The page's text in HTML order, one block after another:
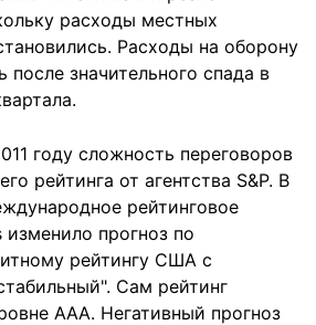
расходы местных
Расходы на оборону
после значительного спада в
году сложность переговоров
рейтинга от агентства S&P. В
рейтинговое
изменило прогноз по
рейтингу США с
Сам рейтинг
AAA. Негативный прогноз